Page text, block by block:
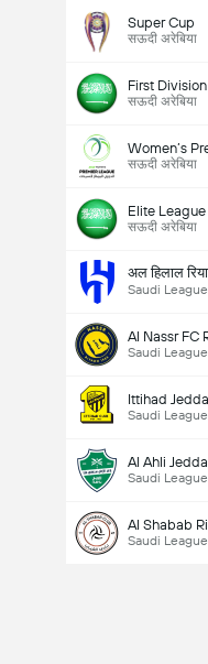
Super Cup
सऊदी अरेबिया
First Division
सऊदी अरेबिया
Women’s
सऊदी अरेबिया
Elite League
सऊदी अरेबिया
अल हिलाल
Saudi League
Al Nassr FC
Saudi League
Ittihad
Saudi League
Al Ahli
Saudi League
Al Shabab
Saudi League